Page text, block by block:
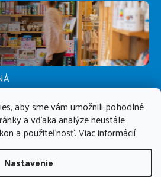
aby sme vám umožnili pohodlné
a vďaka analýze neustále
a použiteľnosť.Viac informácií
Nastavenie